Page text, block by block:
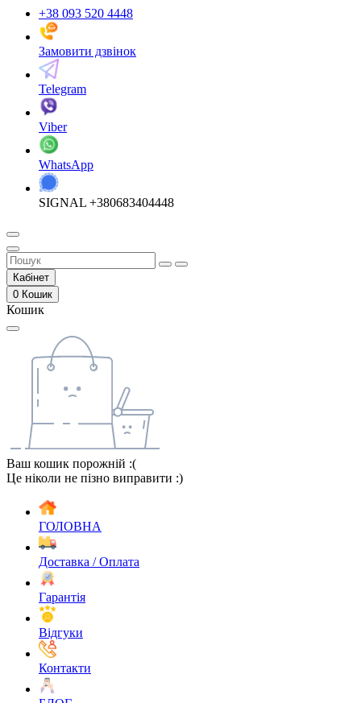
+38 093 520 4448
Замовити дзвінок
Telegram
Viber
WhatsApp
SIGNAL +380683404448
Кабінет
0 Кошик
Кошик
Ваш кошик порожній :(
Це ніколи не пізно виправити :)
ГОЛОВНА
Доставка / Оплата
Гарантія
Відгуки
Контакти